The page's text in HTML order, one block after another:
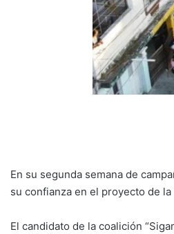
En su segunda semana de
su confianza en el proyecto de
El candidato de la coalición